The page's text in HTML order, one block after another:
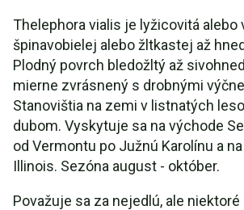
Thelephora vialis je lyžicovitá alebo
špinavobielej alebo žltkastej až
Plodný povrch bledožltý až
mierne zvrásnený s drobnými
Stanovištia na zemi v listnatých
dubom. Vyskytuje sa na východe
od Vermontu po Južnú Karolínu a
Illinois. Sezóna august - október.
Považuje sa za nejedlú, ale